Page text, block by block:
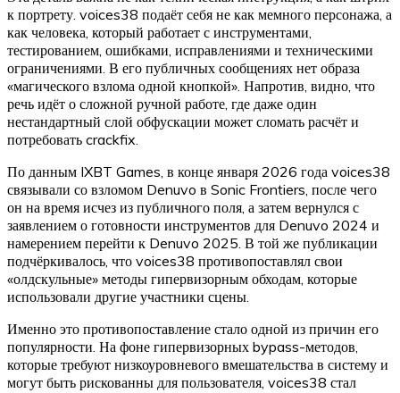
к портрету. voices38 подаёт себя не как мемного персонажа, а
как человека, который работает с инструментами,
тестированием, ошибками, исправлениями и техническими
ограничениями. В его публичных сообщениях нет образа
«магического взлома одной кнопкой». Напротив, видно, что
речь идёт о сложной ручной работе, где даже один
нестандартный слой обфускации может сломать расчёт и
потребовать crackfix.
По данным IXBT Games, в конце января 2026 года voices38
связывали со взломом Denuvo в Sonic Frontiers, после чего
он на время исчез из публичного поля, а затем вернулся с
заявлением о готовности инструментов для Denuvo 2024 и
намерением перейти к Denuvo 2025. В той же публикации
подчёркивалось, что voices38 противопоставлял свои
«олдскульные» методы гипервизорным обходам, которые
использовали другие участники сцены.
Именно это противопоставление стало одной из причин его
популярности. На фоне гипервизорных bypass-методов,
которые требуют низкоуровневого вмешательства в систему и
могут быть рискованны для пользователя, voices38 стал